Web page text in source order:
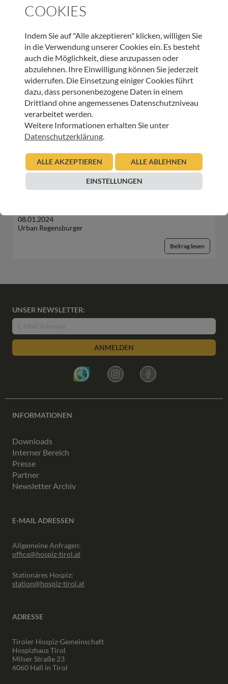
WEITERE BEITRÄGE DIESER KATEGORIE
INNEHALTEN
Gute Gedanken in unruhigen Zeiten – Natur
14.08.2024
Urban Regensburger
08.01.2024
Urban Regensburger
Beitrag lesen
UNSER NEWSLETTER:
ANMELDEN
INFORMATIONEN
Downloads
Interner Bereich
Presse
Partner
Newsletter Archiv
E-MAIL ADRESSEN
Allgemeine Anfragen:
office@hospiz-tirol.at
Stationäres Hospiz:
station@hospiz-tirol.at
ADRESSE
Tiroler Hospiz-Gemeinschaft
Hospizhaus Tirol
Milser Straße 23
6060 Hall in Tirol
COOKIES
Indem Sie auf "Alle akzeptieren" klicken, willigen Sie
in die Verwendung unserer Cookies ein. Es besteht
auch die Möglichkeit, diese anzupassen oder
abzulehnen. Ihre Einwilligung können Sie jederzeit
widerrufen. Die Einsetzung einiger Cookies führt
dazu, dass personenbezogene Daten in einem
Drittland ohne angemessenes Datenschutzniveau
verarbeitet werden.
Weitere Informationen erhalten Sie unter
Datenschutzerklärung
ALLE AKZEPTIEREN ALLE ABLEHNEN
EINSTELLUNGEN